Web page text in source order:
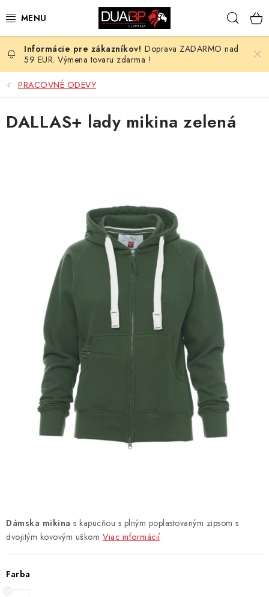
na
NOVÉ
PRACOVNÉ ODEVY
OBUV
OCHRANNÉ POMÔCKY
% OUTLET
Chránená dielňa
Pre firmy
Doprava, platba a zľavy
Potlač lôg
Formulár na výmenu tovaru
Reklamačný poriadok
Akcie v predajniach
Formulár na vrátenie tovaru /odstúpenie od zmluvy
Obchodné podmienky
Zásady ochrany osobných údajov
Doprava ZADARMO nad
59 EUR. Výmena tovaru zdarma !
PRACOVNÉ ODEVY
Dámska mikina s kapucňou s plným poplastovaným zipsom s
dvojitým kovovým uškom Viac informácií
Farba
DALLAS+ lady mikina zelená